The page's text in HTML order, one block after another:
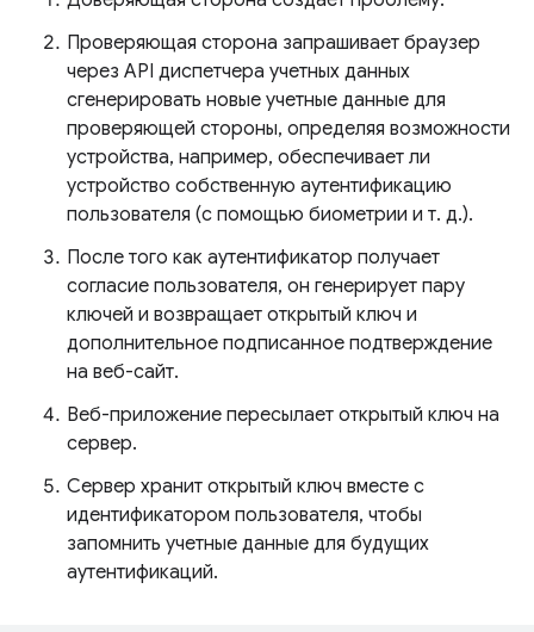
Проверяющая сторона запрашивает браузер
через API диспетчера учетных данных
сгенерировать новые учетные данные для
проверяющей стороны, определяя возможности
устройства, например, обеспечивает ли
устройство собственную аутентификацию
пользователя (с помощью биометрии и т. д.).
После того как аутентификатор получает
согласие пользователя, он генерирует пару
ключей и возвращает открытый ключ и
дополнительное подписанное подтверждение
на веб-сайт.
Веб-приложение пересылает открытый ключ на
сервер.
Сервер хранит открытый ключ вместе с
идентификатором пользователя, чтобы
запомнить учетные данные для будущих
аутентификаций.